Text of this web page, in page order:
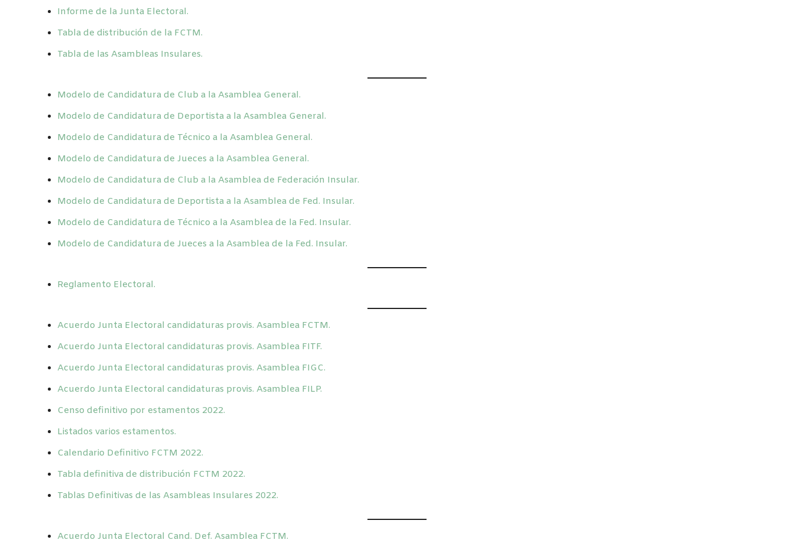
Informe de la Junta Electoral.
Tabla de distribución de la FCTM.
Tabla de las Asambleas Insulares.
Modelo de Candidatura de Club a la Asamblea General.
Modelo de Candidatura de Deportista a la Asamblea General.
Modelo de Candidatura de Técnico a la Asamblea General.
Modelo de Candidatura de Jueces a la Asamblea General.
Modelo de Candidatura de Club a la Asamblea de Federación Insular.
Modelo de Candidatura de Deportista a la Asamblea de Fed. Insular.
Modelo de Candidatura de Técnico a la Asamblea de la Fed. Insular.
Modelo de Candidatura de Jueces a la Asamblea de la Fed. Insular.
Reglamento Electoral.
Acuerdo Junta Electoral candidaturas provis. Asamblea FCTM.
Acuerdo Junta Electoral candidaturas provis. Asamblea FITF.
Acuerdo Junta Electoral candidaturas provis. Asamblea FIGC.
Acuerdo Junta Electoral candidaturas provis. Asamblea FILP.
Censo definitivo por estamentos 2022.
Listados varios estamentos.
Calendario Definitivo FCTM 2022.
Tabla definitiva de distribución FCTM 2022.
Tablas Definitivas de las Asambleas Insulares 2022.
Acuerdo Junta Electoral Cand. Def. Asamblea FCTM.